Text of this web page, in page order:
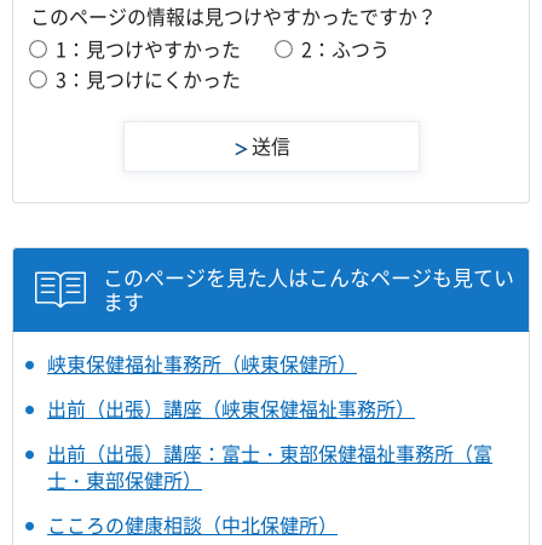
このページの情報は見つけやすかったですか？
1：見つけやすかった
2：ふつう
3：見つけにくかった
このページを見た人はこんなページも見てい
ます
峡東保健福祉事務所（峡東保健所）
出前（出張）講座（峡東保健福祉事務所）
出前（出張）講座：富士・東部保健福祉事務所（富
士・東部保健所）
こころの健康相談（中北保健所）